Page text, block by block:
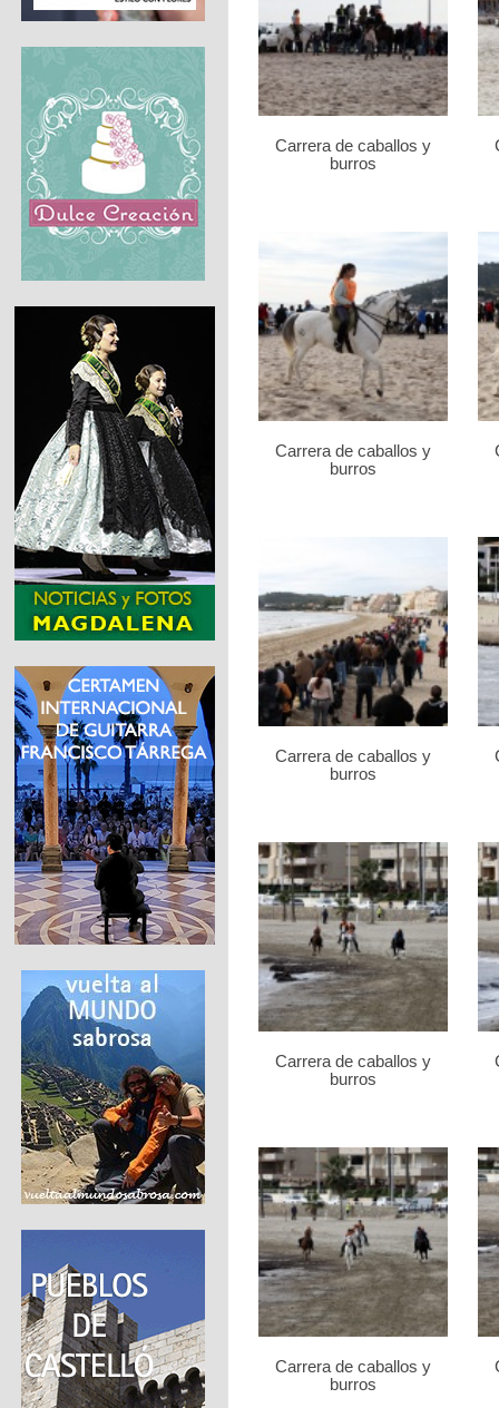
Carrera de caballos y
burros
Carrera de caballos y
burros
Carrera de caballos y
burros
Carrera de caballos y
burros
Carrera de caballos y
burros